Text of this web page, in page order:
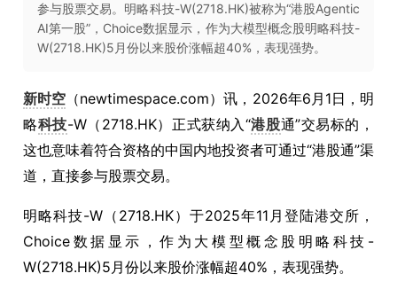
参与股票交易。明略科技-W(2718.HK)被称为“港股Agentic
AI第一股”，Choice数据显示，作为大模型概念股明略科技-
W(2718.HK)5月份以来股价涨幅超40%，表现强势。
新时空 （newtimespace.com）讯，2026年6月1日，明
略科技-W（2718.HK）正式获纳入“港股通”交易标的，
这也意味着符合资格的中国内地投资者可通过“港股通”渠
道，直接参与股票交易。
明略科技-W（2718.HK）于2025年11月登陆港交所，
Choice数据显示，作为大模型概念股明略科技-
W(2718.HK)5月份以来股价涨幅超40%，表现强势。